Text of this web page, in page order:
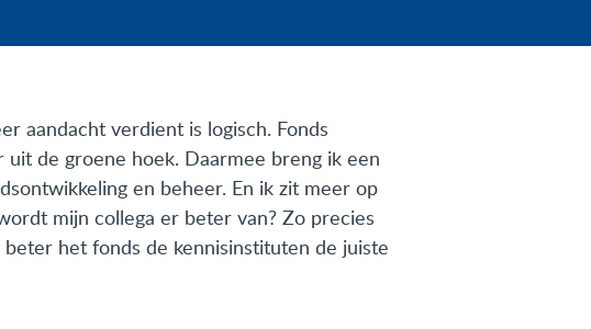
aandacht verdient is logisch. Fonds
de groene hoek. Daarmee breng ik een
en beheer. En ik zit meer op
mijn collega er beter van? Zo precies
het fonds de kennisinstituten de juiste